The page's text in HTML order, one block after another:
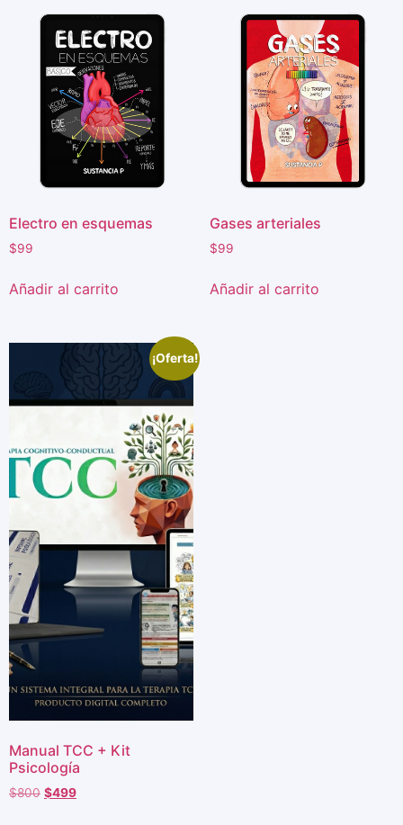
Electro en esquemas
$99
Añadir al carrito
Gases arteriales
$99
Añadir al carrito
¡Oferta!
Manual TCC + Kit
Psicología
$800 $499